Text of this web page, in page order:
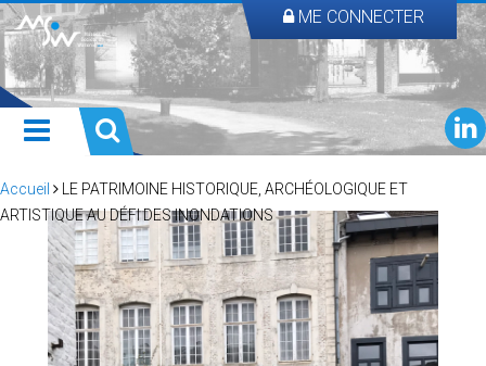
ME CONNECTER
Accueil
LE PATRIMOINE HISTORIQUE, ARCHÉOLOGIQUE ET
ARTISTIQUE AU DÉFI DES INONDATIONS